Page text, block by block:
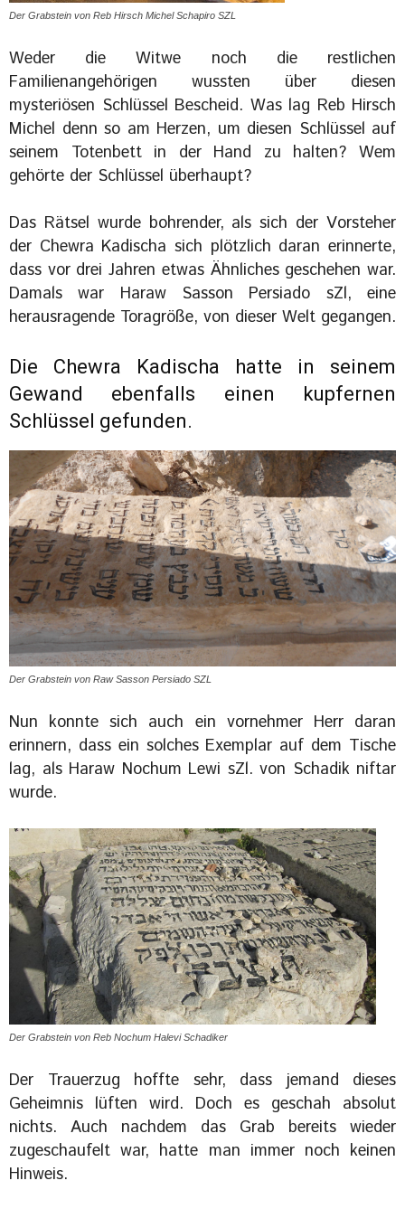
Der Grabstein von Reb Hirsch Michel Schapiro SZL
Weder die Witwe noch die restlichen
Familienangehörigen wussten über diesen
mysteriösen Schlüssel Bescheid. Was lag Reb Hirsch
Michel denn so am Herzen, um diesen Schlüssel auf
seinem Totenbett in der Hand zu halten? Wem
gehörte der Schlüssel überhaupt?
Das Rätsel wurde bohrender, als sich der Vorsteher
der Chewra Kadischa sich plötzlich daran erinnerte,
dass vor drei Jahren etwas Ähnliches geschehen war.
Damals war Haraw Sasson Persiado sZl, eine
herausragende Toragröße, von dieser Welt gegangen.
Die Chewra Kadischa hatte in seinem
Gewand ebenfalls einen kupfernen
Schlüssel gefunden.
Der Grabstein von Raw Sasson Persiado SZL
Nun konnte sich auch ein vornehmer Herr daran
erinnern, dass ein solches Exemplar auf dem Tische
lag, als Haraw Nochum Lewi sZl. von Schadik niftar
wurde.
Der Grabstein von Reb Nochum Halevi Schadiker
Der Trauerzug hoffte sehr, dass jemand dieses
Geheimnis lüften wird. Doch es geschah absolut
nichts. Auch nachdem das Grab bereits wieder
zugeschaufelt war, hatte man immer noch keinen
Hinweis.